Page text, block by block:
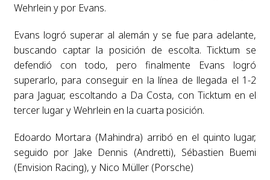
Wehrlein y por Evans.
Evans logró superar al alemán y se fue para adelante,
buscando captar la posición de escolta. Ticktum se
defendió con todo, pero finalmente Evans logró
superarlo, para conseguir en la línea de llegada el 1-2
para Jaguar, escoltando a Da Costa, con Ticktum en el
tercer lugar y Wehrlein en la cuarta posición.
Edoardo Mortara (Mahindra) arribó en el quinto lugar,
seguido por Jake Dennis (Andretti), Sébastien Buemi
(Envision Racing), y Nico Müller (Porsche)